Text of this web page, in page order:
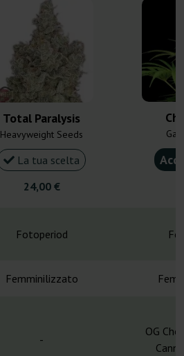
Total Paralysis
Heavyweight Seeds
La tua scelta
24,00 €
Fotoperiod
Femminilizzato
-
OG